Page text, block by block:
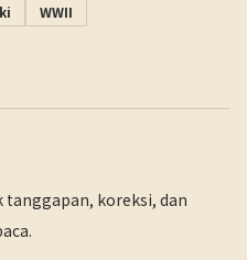
WWII
tanggapan, koreksi, dan